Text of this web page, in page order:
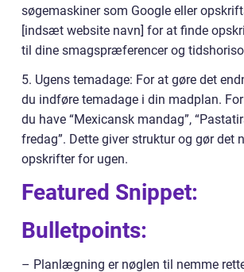
søgemaskiner som Google eller
[indsæt website navn] for at finde
til dine smagspræferencer og
5. Ugens temadage: For at gøre det
du indføre temadage i din madplan.
du have “Mexicansk mandag”,
fredag”. Dette giver struktur og gør det
opskrifter for ugen.
Featured Snippet:
Bulletpoints:
– Planlægning er nøglen til nemme